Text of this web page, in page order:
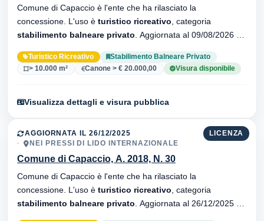
Comune di Capaccio è l'ente che ha rilasciato la
concessione. L'uso è turistico ricreativo , categoria
stabilimento balneare privato
Turistico Ricreativo
Stabilimento Balneare Privato
> 10.000 m²
Canone > € 20.000,00 Visura disponibile
Visualizza dettagli e visura pubblica
LICENZA
AGGIORNATA IL 26/12/2025
NEI PRESSI DI LIDO INTERNAZIONALE
Comune di Capaccio, A. 2018, N. 30
Comune di Capaccio è l'ente che ha rilasciato la
concessione. L'uso è turistico ricreativo , categoria
stabilimento balneare privato